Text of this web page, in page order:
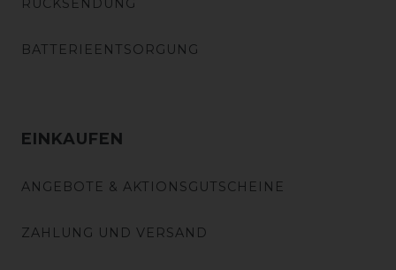
RÜCKSENDUNG
BATTERIEENTSORGUNG
EINKAUFEN
ANGEBOTE & AKTIONSGUTSCHEINE
ZAHLUNG UND VERSAND